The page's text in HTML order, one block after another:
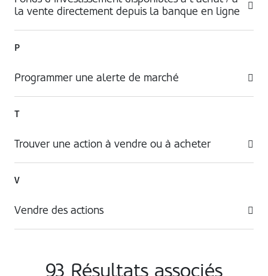
la vente directement depuis la banque en ligne
P
Programmer une alerte de marché
T
Trouver une action à vendre ou à acheter
V
Vendre des actions
93 Résultats associés